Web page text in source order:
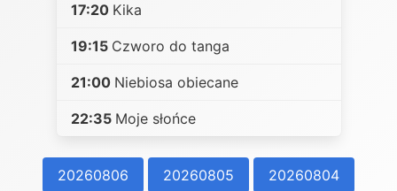
17:20 Kika
19:15 Czworo do tanga
21:00 Niebiosa obiecane
22:35 Moje słońce
20260806 20260805
20260804